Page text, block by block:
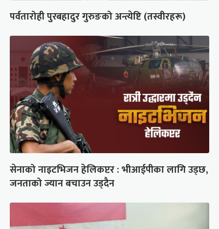
पर्वतारोही पुरबहादुर गुरुङको अन्त्येष्टि (तस्वीरहरू)
सेनाको नाइटभिजन हेलिकप्टर : भीआईपीका लागि उड्छ,
जनताको ज्यान बचाउन उड्दैन